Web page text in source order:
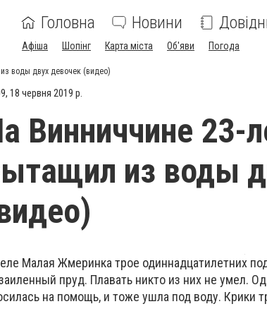
Головна Новини
Афіша Шопінг Карта міста Об'яви Погода
воды двух девочек (видео)
18 червня 2019 р.
Винниччине 23-
из воды
Малая Жмеринка трое одиннадцатилетних
пруд. Плавать никто из них не умел.
на помощь, и тоже ушла под воду. Крики